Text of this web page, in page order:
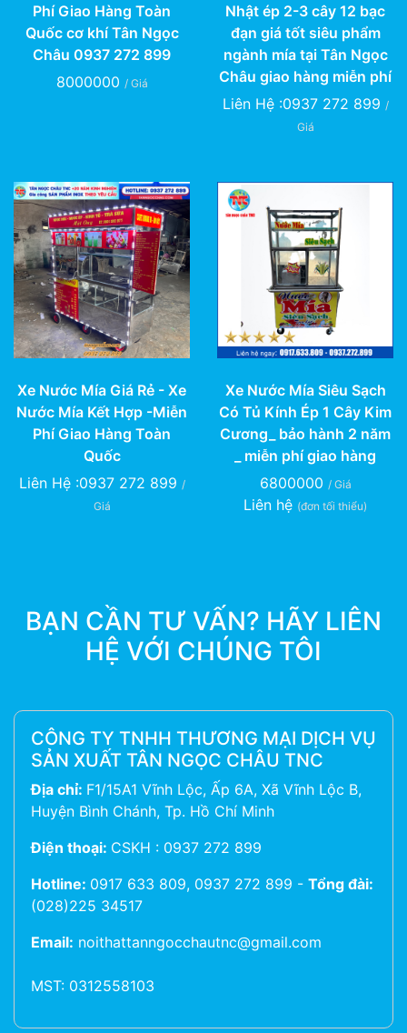
Phí Giao Hàng Toàn
Quốc cơ khí Tân Ngọc
Châu 0937 272 899
8000000 / Giá
Nhật ép 2-3 cây 12 bạc
đạn giá tốt siêu phẩm
ngành mía tại Tân Ngọc
Châu giao hàng miễn phí
Liên Hệ :0937 272 899 /
Giá
Xe Nước Mía Giá Rẻ - Xe
Nước Mía Kết Hợp -Miễn
Phí Giao Hàng Toàn
Quốc
Liên Hệ :0937 272 899 /
Giá
Xe Nước Mía Siêu Sạch
Có Tủ Kính Ép 1 Cây Kim
Cương_ bảo hành 2 năm
_ miễn phí giao hàng
6800000 / Giá
Liên hệ (đơn tối thiểu)
BẠN CẦN TƯ VẤN? HÃY LIÊN
HỆ VỚI CHÚNG TÔI
CÔNG TY TNHH THƯƠNG MẠI DỊCH VỤ
SẢN XUẤT TÂN NGỌC CHÂU TNC
Địa chỉ: F1/15A1 Vĩnh Lộc, Ấp 6A, Xã Vĩnh Lộc B,
Huyện Bình Chánh, Tp. Hồ Chí Minh
Điện thoại: CSKH : 0937 272 899
Hotline: 0917 633 809, 0937 272 899 - Tổng đài:
(028)225 34517
Email: noithattanngocchautnc@gmail.com
MST: 0312558103